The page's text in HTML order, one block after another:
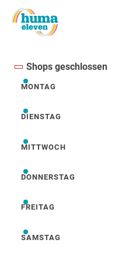
Shops geschlossen
Montag
MONTAG
Dienstag
DIENSTAG
Mittwoch
MITTWOCH
Donnerstag
DONNERSTAG
Freitag
FREITAG
Samstag
SAMSTAG